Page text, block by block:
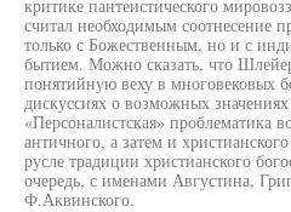
критике пантеистического
считал необходимым соотнесение
только с Божественным, но и с
бытием. Можно сказать, что
понятийную веху в многовековых
дискуссиях о возможных
«Персоналистская» проблематика
античного, а затем и
русле традиции христианского
очередь, с именами Августина,
Ф.Аквинского.